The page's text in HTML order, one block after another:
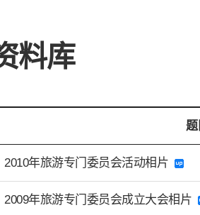
料库
题
2010年旅游专门委员会活动相片
2009年旅游专门委员会成立大会相片